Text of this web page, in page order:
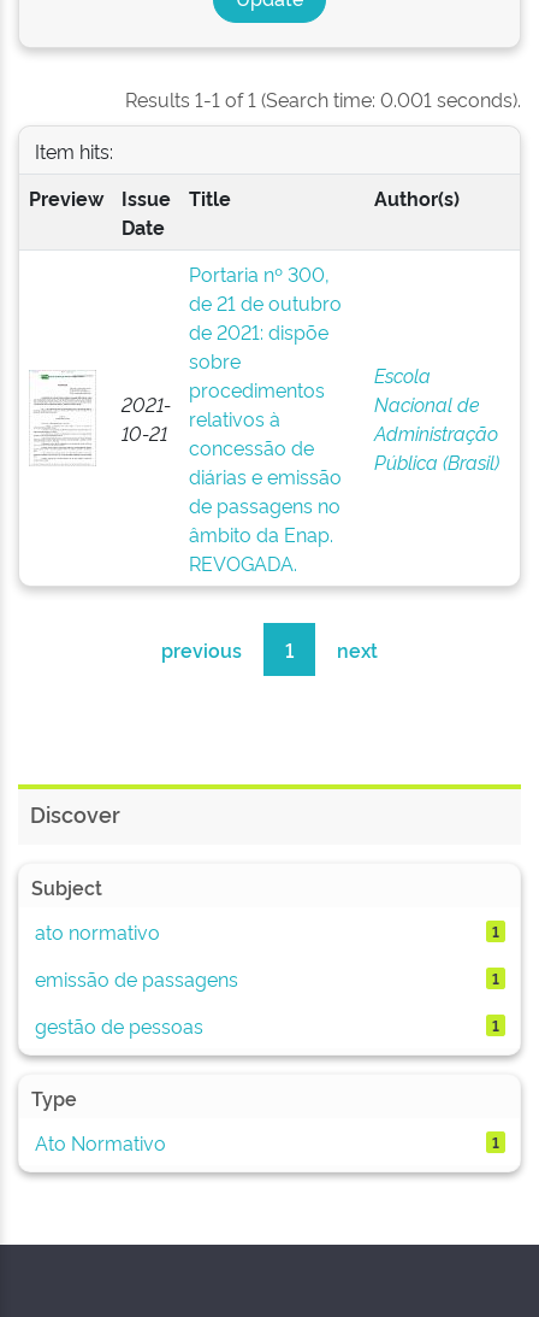
Results 1-1 of 1 (Search time: 0.001 seconds).
Item hits:
Preview
Issue
Date
Title Author(s)
2021-
10-21
Portaria nº 300,
de 21 de outubro
de 2021: dispõe
sobre
procedimentos
relativos à
concessão de
diárias e emissão
de passagens no
âmbito da Enap.
REVOGADA.
Escola
Nacional de
Administração
Pública (Brasil)
previous 1 next
Discover
Subject
ato normativo
1
emissão de passagens 1
gestão de pessoas 1
Type
Ato Normativo
1